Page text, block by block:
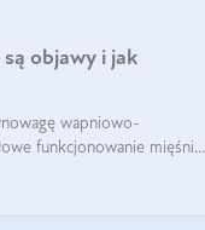
objawy i jak
wapniowo-
funkcjonowanie mięśni i
D pozostaje częstym